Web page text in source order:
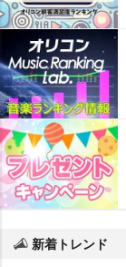
新着トレンド